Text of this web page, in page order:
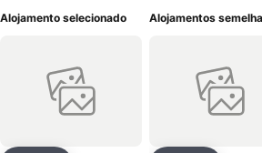
Alojamento selecionado Alojamentos